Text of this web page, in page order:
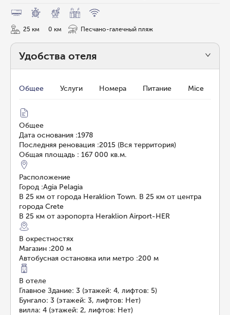
25 км 0 км Песчано-галечный пляж
Удобства отеля
Общее Услуги Номера Питание Mice
Общее
Дата основания :1978
Последняя реновация :2015 (Вся территория)
Общая площадь : 167 000 кв.м.
Расположение
Город :Agia Pelagia
В 25 км от города Heraklion Town. В 25 км от центра
города Crete
В 25 км от аэропорта Heraklion Airport-HER
В окрестностях
Магазин :200 м
Автобусная остановка или метро :200 м
В отеле
Главное Здание: 3 (этажей: 4, лифтов: 5)
Бунгало: 3 (этажей: 3, лифтов: Нет)
вилла: 4 (этажей: 2, лифтов: Нет)